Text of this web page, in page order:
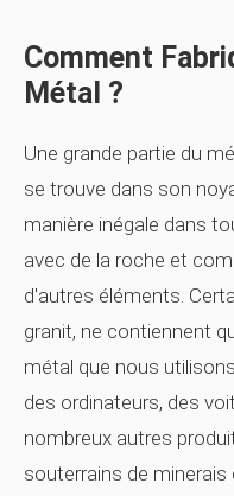
Comment
Métal ?
Une grande partie du
se trouve dans son
manière inégale dans
avec de la roche et
d'autres éléments.
granit, ne contiennent
métal que nous
des ordinateurs, des
nombreux autres
souterrains de